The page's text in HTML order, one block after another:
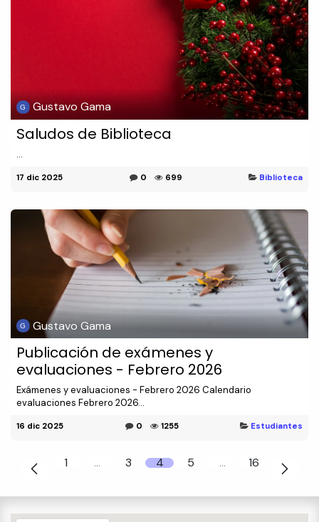
Gustavo Gama
Saludos de Biblioteca
...
17 dic 2025 0 699 Biblioteca
Gustavo Gama
Publicación de exámenes y
evaluaciones - Febrero 2026
Exámenes y evaluaciones - Febrero 2026 Calendario
evaluaciones Febrero 2026...
16 dic 2025 0 1255 Estudiantes
1 … 3 4 5 … 16